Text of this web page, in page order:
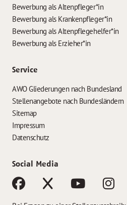
Bewerbung als Altenpfleger*in
Bewerbung als Krankenpfleger*in
Bewerbung als Altenpflegehelfer*in
Bewerbung als Erzieher*in
Service
AWO Gliederungen nach Bundesland
Stellenangebote nach Bundesländern
Sitemap
Impressum
Datenschutz
Social Media